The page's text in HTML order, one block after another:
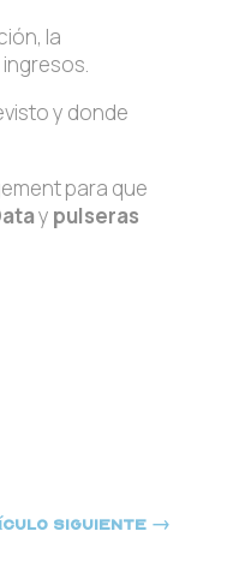
la
y donde
para que
y pulseras
siguiente→